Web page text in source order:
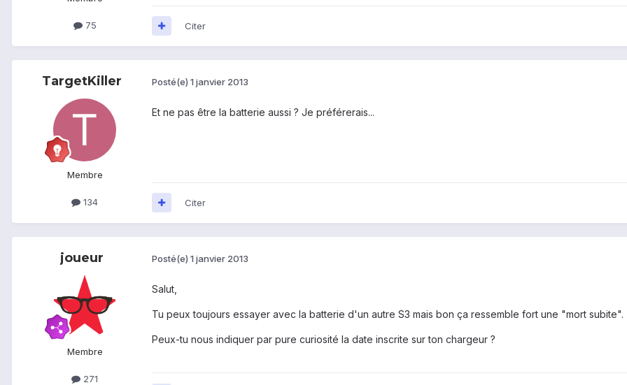
75 Citer
TargetKiller
Membre
134
Posté(e) 1 janvier 2013
Et ne pas être la batterie aussi ? Je préférerais...
Citer
joueur
Membre
271
Posté(e) 1 janvier 2013
Salut,
Tu peux toujours essayer avec la batterie d'un autre S3 mais bon ça ressemble fort une "mort subite".
Peux-tu nous indiquer par pure curiosité la date inscrite sur ton chargeur ?